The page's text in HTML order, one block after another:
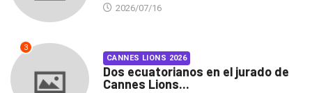
2026/07/16
3
CANNES LIONS 2026
Dos ecuatorianos en el jurado de
Cannes Lions...